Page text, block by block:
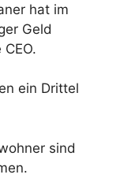
hat im
Geld
ein Drittel
sind